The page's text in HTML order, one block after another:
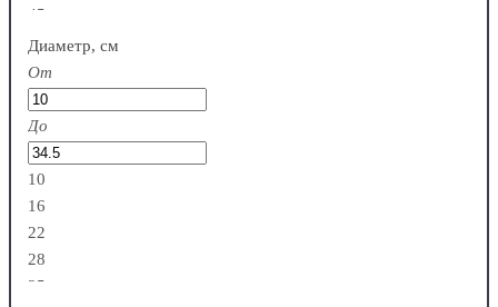
45
Диаметр, см
От
До
10
16
22
28
35